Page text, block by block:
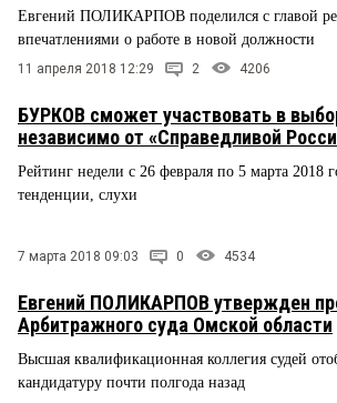
Евгений ПОЛИКАРПОВ поделился с главой
впечатлениями о работе в новой должности
11 апреля 2018 12:29 2 4206
БУРКОВ сможет участвовать в
независимо от «Справедливой
Рейтинг недели с 26 февраля по 5 марта 2018
тенденции, слухи
7 марта 2018 09:03 0 4534
Евгений ПОЛИКАРПОВ утвержден
Арбитражного суда Омской области
Высшая квалификационная коллегия судей
кандидатуру почти полгода назад